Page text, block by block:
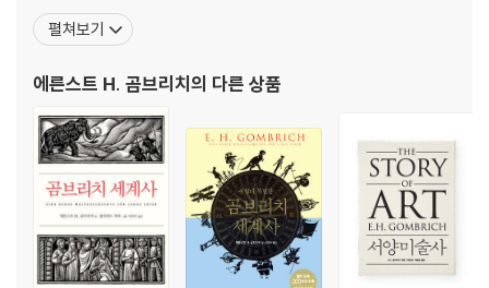
찾아보기
고, 1975년 오스트리아의 과학과 예술 분야 명예 십자 훈장, 1977년
오스트리아의 공로 훈장, 1975년 에라스무스상, 1976년 헤겔상, 19
처음 쓴 『곰브리치 세계사』를 영어로
펼쳐보기
에른스트 H. 곰브리치 의 다른 상품